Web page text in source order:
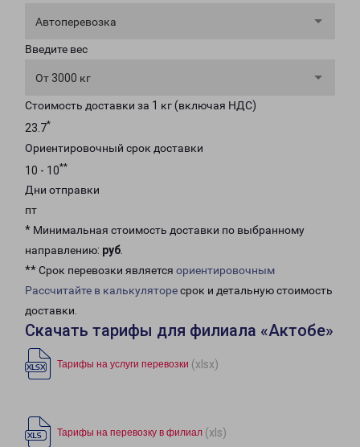
Автоперевозка
Введите вес
От 3000 кг
Стоимость доставки за 1 кг (включая НДС)
23.7*
Ориентировочный срок доставки
10 - 10**
Дни отправки
пт
* Минимальная стоимость доставки по выбранному
направлению: руб.
** Срок перевозки является ориентировочным
Рассчитайте в калькуляторесрок и детальную стоимость
доставки.
Скачать тарифы для филиала «Актобе»
Тарифы на услуги перевозки (xlsx)
Тарифы на перевозку в филиал (xls)